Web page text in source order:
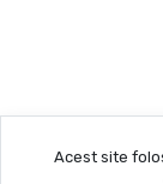
Acest site